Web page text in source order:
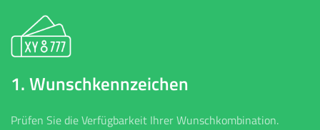
1. Wunschkennzeichen
Prüfen Sie die Verfügbarkeit Ihrer Wunschkombination.